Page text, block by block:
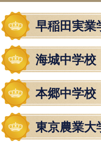
早稲田実業
海城中学校
本郷中学校
東京農業大